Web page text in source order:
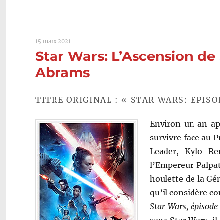
15 mars 2021
Star Wars: L’Ascension
Abrams
TITRE ORIGINAL : « STAR WARS:
Environ un an
survivre face au
Leader, Kylo
l’Empereur
houlette de la
qu’il considère
Star Wars,